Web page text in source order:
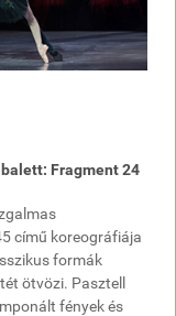
Fragment 24
című koreográfiája
formák
ötvözi. Pasztell
fények és